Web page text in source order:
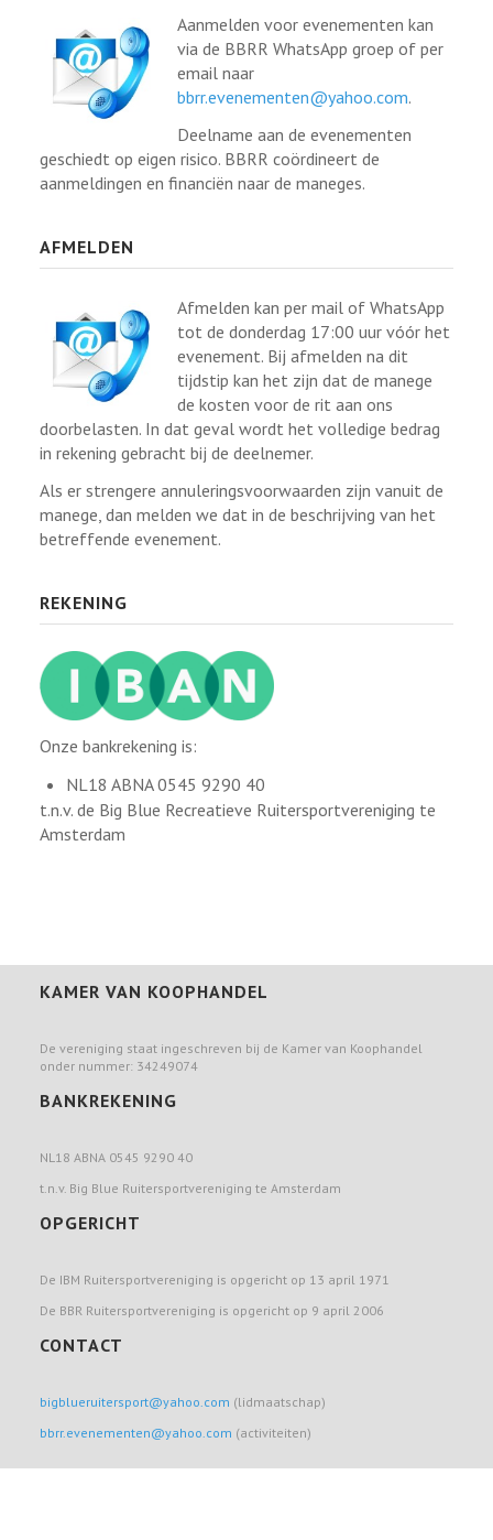
Aanmelden voor evenementen kan
via de BBRR WhatsApp groep of per
email naar
bbrr.evenementen@yahoo.com.
Deelname aan de evenementen
geschiedt op eigen risico. BBRR coördineert de
aanmeldingen en financiën naar de maneges.
AFMELDEN
Afmelden kan per mail of WhatsApp
tot de donderdag 17:00 uur vóór het
evenement. Bij afmelden na dit
tijdstip kan het zijn dat de manege
de kosten voor de rit aan ons
doorbelasten. In dat geval wordt het volledige bedrag
in rekening gebracht bij de deelnemer.
Als er strengere annuleringsvoorwaarden zijn vanuit de
manege, dan melden we dat in de beschrijving van het
betreffende evenement.
REKENING
Onze bankrekening is:
NL18 ABNA 0545 9290 40
t.n.v. de Big Blue Recreatieve Ruitersportvereniging te
Amsterdam
KAMER VAN KOOPHANDEL
De vereniging staat ingeschreven bij de Kamer van Koophandel
onder nummer: 34249074
BANKREKENING
NL18 ABNA 0545 9290 40
t.n.v. Big Blue Ruitersportvereniging te Amsterdam
OPGERICHT
De IBM Ruitersportvereniging is opgericht op 13 april 1971
De BBR Ruitersportvereniging is opgericht op 9 april 2006
CONTACT
bigblueruitersport@yahoo.com (lidmaatschap)
bbrr.evenementen@yahoo.com (activiteiten)